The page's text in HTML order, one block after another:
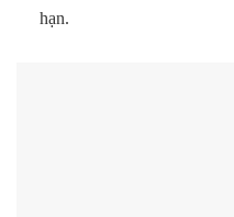
hạn.